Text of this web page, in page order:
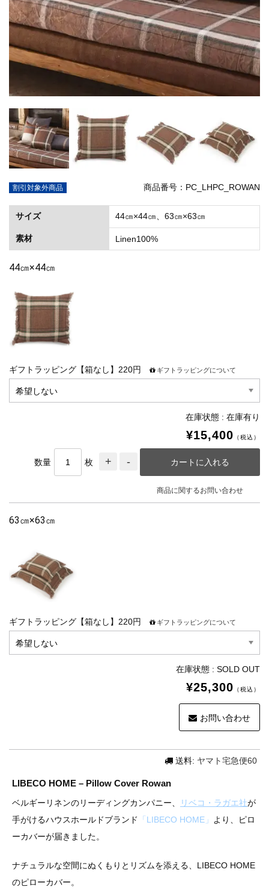
割引対象外商品 商品番号：PC_LHPC_ROWAN
サイズ 44㎝×44㎝、63㎝×63㎝
素材 Linen100%
44㎝×44㎝
ギフトラッピング【箱なし】220円 ギフトラッピングについて
在庫状態 : 在庫有り
¥15,400 （税込）
数量 枚
商品に関するお問い合わせ
63㎝×63㎝
ギフトラッピング【箱なし】220円 ギフトラッピングについて
在庫状態 : SOLD OUT
¥25,300 （税込）
お問い合わせ
送料: ヤマト宅急便60
LIBECO HOME – Pillow Cover Rowan
ベルギーリネンのリーディングカンパニー、 リベコ・ラガエ社が
手がけるハウスホールドブランド
「LIBECO HOME」
より、ピロ
ーカバーが届きました。
ナチュラルな空間にぬくもりとリズムを添える、LIBECO HOME
のピローカバー。